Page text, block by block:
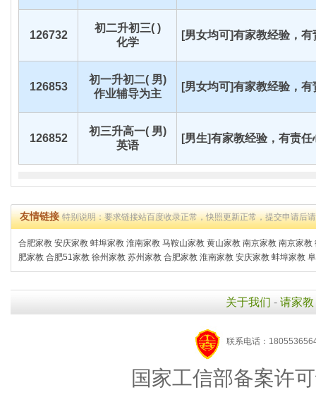
126732
初二升初三( )
化学
[男女均可]有家教经验，
126853
初一升初二( 男)
作业辅导为主
[男女均可]有家教经验，
126852
初三升高一( 男)
英语
[男生]有家教经验，有责任
友情链接特别说明：要求链接站百度收录正常，快照更新正常，提交申请后
合肥家教 安庆家教 蚌埠家教 淮南家教 马鞍山家教 黄山家教 南京家教 南京家教
肥家教 合肥51家教 徐州家教 苏州家教 合肥家教 淮南家教 安庆家教 蚌埠家教
关于我们 - 请家教
联系电话：
国家工信部备案许